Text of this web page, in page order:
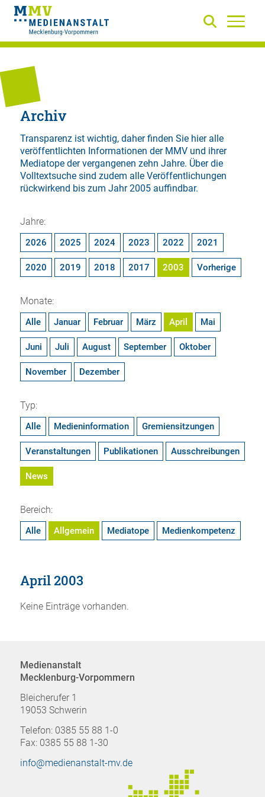
Archiv
Transparenz ist wichtig, daher finden Sie hier alle
veröffentlichten Informationen der MMV und ihrer
Mediatope der vergangenen zehn Jahre. Über die
Volltextsuchesind zudem alle Veröffentlichungen
rückwirkend bis zum Jahr 2005 auffindbar.
Jahre:
2026 2025 2024 2023 2022 2021
2020 2019 2018 2017 2003 Vorherige
Monate:
Alle Januar Februar März April Mai
Juni Juli August September Oktober
November Dezember
Typ:
Alle Medieninformation Gremiensitzungen
Veranstaltungen Publikationen Ausschreibungen
News
Bereich:
Alle Allgemein Mediatope Medienkompetenz
April 2003
Keine Einträge vorhanden.
Medienanstalt
Mecklenburg-Vorpommern
Bleicherufer 1
19053 Schwerin
Telefon: 0385 55 88 1-0
Fax: 0385 55 88 1-30
info@medienanstalt-mv.de